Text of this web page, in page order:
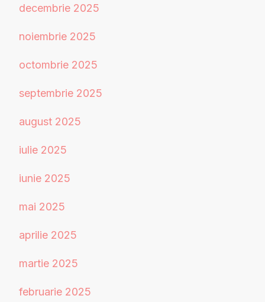
decembrie 2025
noiembrie 2025
octombrie 2025
septembrie 2025
august 2025
iulie 2025
iunie 2025
mai 2025
aprilie 2025
martie 2025
februarie 2025